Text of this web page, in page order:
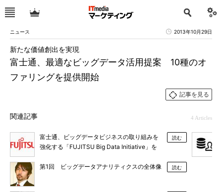
ニュース 2013年10月29日
富士通、最適なビッグデータ活用提案 10種のオ
ファリングを提供開始
新たな価値創出を実現
記事を見る
関連記事 4 Articles
富士通、ビッグデータビジネスの取り組みを
強化する「FUJITSU Big Data Initiative」を
読む
第1回 ビッグデータアナリティクスの全体像 読む